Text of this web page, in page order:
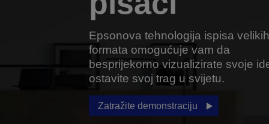
Epsonova tehnologija ispisa velikih
formata omogućuje vam da
besprijekorno vizualizirate svoje
ostavite svoj trag u svijetu.
Zatražite demonstraciju